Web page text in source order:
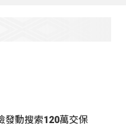
發動搜索120萬交保